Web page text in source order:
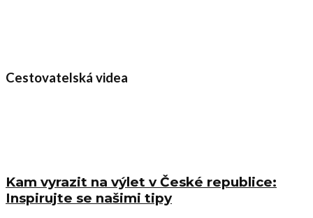
Cestovatelská videa
Kam vyrazit na výlet v České republice:
Inspirujte se našimi tipy